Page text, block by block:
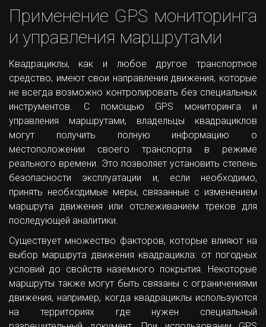
Применение GPS мониторинга
и управления маршрутами
Квадрациклы, как и любое другое транспортное
средство, имеют свои направления движения, которые
не всегда возможно контролировать без специальных
инструментов. С помощью GPS мониторинга и
управления маршрутами, владельцы квадрациклов
могут получить полную информацию о
местоположении своего транспорта в режиме
реального времени. Это позволяет установить степень
безопасности эксплуатации и, если необходимо,
принять необходимые меры, связанные с изменением
маршрута движения или отслеживанием треков для
последующей аналитики.
Существует множество факторов, которые влияют на
выбор маршрута движения квадрацикла: от погодных
условий до свойств наземного покрытия. Некоторые
маршруты также могут быть связаны с ограничениями
движения, например, когда квадрациклы используются
на территориях где нужен специальный